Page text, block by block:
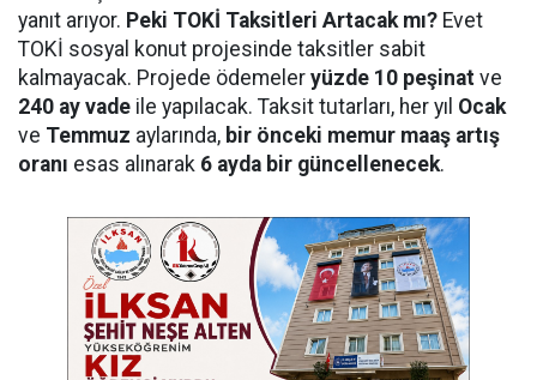
yanıt arıyor. Peki TOKİ Taksitleri Artacak mı? Evet
TOKİ sosyal konut projesinde taksitler sabit
kalmayacak. Projede ödemeler yüzde 10 peşinat ve
240 ay vade ile yapılacak. Taksit tutarları, her yıl Ocak
ve Temmuz aylarında, bir önceki memur maaş artış
oranı esas alınarak 6 ayda bir güncellenecek.